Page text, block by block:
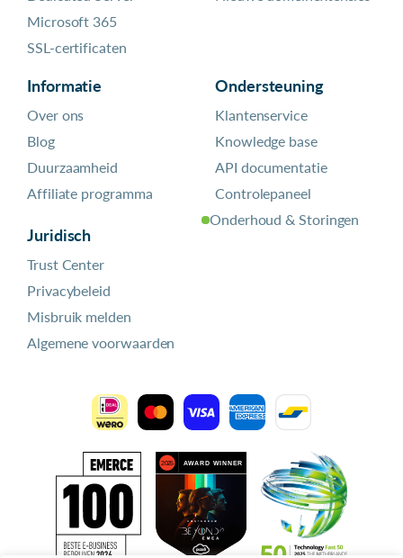
Microsoft 365
SSL-certificaten
Informatie
Over ons
Blog
Duurzaamheid
Affiliate programma
Juridisch
Trust Center
Privacybeleid
Misbruik melden
Algemene voorwaarden
Ondersteuning
Klantenservice
Knowledge base
API documentatie
Controlepaneel
Onderhoud & Storingen